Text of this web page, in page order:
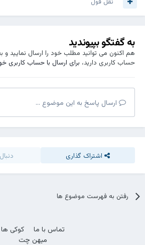
به گفتگو بپیوندید
هم اکنون می توانید مطلب خود را ارسال نمایید و
حساب کاربری دارید، برای ارسال با حساب کاربری
ارسال پاسخ به این موضوع ...
اشتراک گذاری
رفتن به فهرست موضوع ها
تماس با ما
کوکی ها
میهن چت